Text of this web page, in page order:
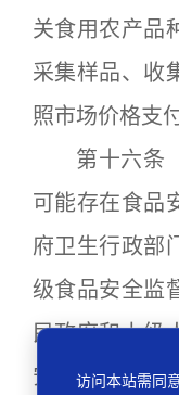
关食用农产品
采集样品、收
照市场价格支
第十六条
可能存在食品
府卫生行政部
级食品安全监
民政府和上级
安全监督管理
访问本站需同